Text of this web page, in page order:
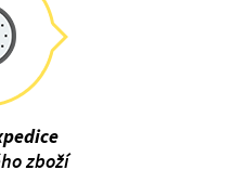
zboží